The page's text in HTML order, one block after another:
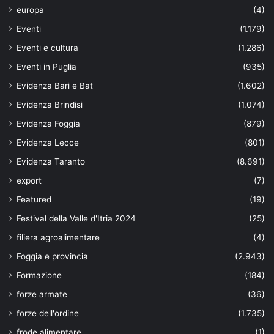
europa
(4)
Eventi
(1.179)
Eventi e cultura
(1.286)
Eventi in Puglia
(935)
Evidenza Bari e Bat
(1.602)
Evidenza Brindisi
(1.074)
Evidenza Foggia
(879)
Evidenza Lecce
(801)
Evidenza Taranto
(8.691)
export
(7)
Featured
(19)
Festival della Valle d'Itria 2024
(25)
filiera agroalimentare
(4)
Foggia e provincia
(2.943)
Formazione
(184)
forze armate
(36)
forze dell'ordine
(1.735)